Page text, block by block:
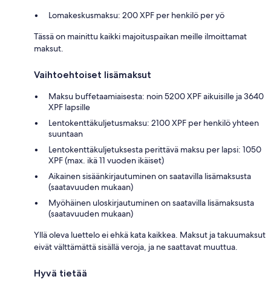
Lomakeskusmaksu: 200 XPF per henkilö per yö
Tässä on mainittu kaikki majoituspaikan meille ilmoittamat
maksut.
Vaihtoehtoiset lisämaksut
Maksu buffetaamiaisesta: noin 5200 XPF aikuisille ja 3640
XPF lapsille
Lentokenttäkuljetusmaksu: 2100 XPF per henkilö yhteen
suuntaan
Lentokenttäkuljetuksesta perittävä maksu per lapsi: 1050
XPF (max. ikä 11 vuoden ikäiset)
Aikainen sisäänkirjautuminen on saatavilla lisämaksusta
(saatavuuden mukaan)
Myöhäinen uloskirjautuminen on saatavilla lisämaksusta
(saatavuuden mukaan)
Yllä oleva luettelo ei ehkä kata kaikkea. Maksut ja takuumaksut
eivät välttämättä sisällä veroja, ja ne saattavat muuttua.
Hyvä tietää